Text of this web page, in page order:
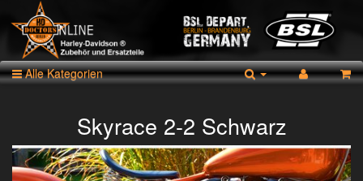
Alle Kategorien
Skyrace 2-2 Schwarz